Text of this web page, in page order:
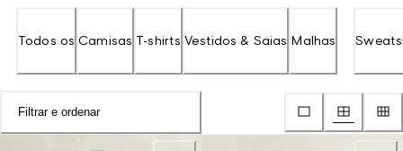
Todos os Camisas T-shirts Vestidos & Saias Malhas
Filtrar e ordenar